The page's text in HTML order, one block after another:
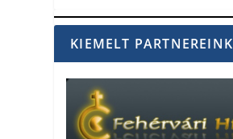
KIEMELT PARTNEREINK